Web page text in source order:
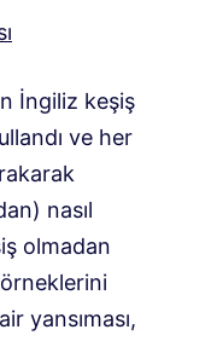
İngiliz keşiş
ve her
nasıl
olmadan
yansıması,